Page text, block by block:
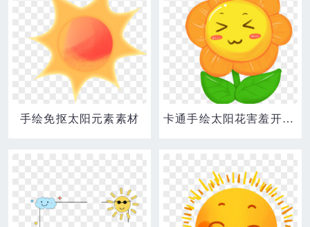
手绘免抠太阳元素素材 卡通手绘太阳花害羞开心表情包素材